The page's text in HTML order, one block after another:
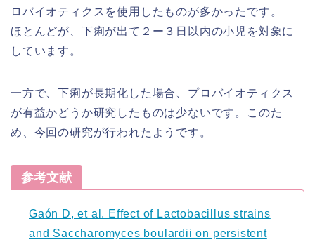
ロバイオティクスを使用したものが多かったです。
ほとんどが、下痢が出て２ー３日以内の小児を対象に
しています。
一方で、下痢が長期化した場合、プロバイオティクス
が有益かどうか研究したものは少ないです。このた
め、今回の研究が行われたようです。
参考文献
Gaón D, et al. Effect of Lactobacillus strains
and Saccharomyces boulardii on persistent